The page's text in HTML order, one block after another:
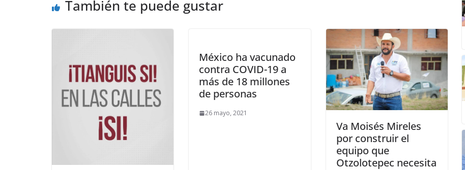
También te puede gustar
México ha vacunado
contra COVID-19 a
más de 18 millones
de personas
26 mayo, 2021
Va Moisés Mireles
por construir el
equipo que
Otzolotepec necesita